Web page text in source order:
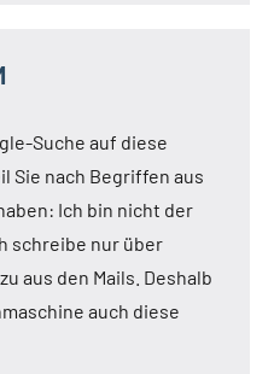
Suche auf diese
Sie nach Begriffen aus
Ich bin nicht der
schreibe nur über
aus den Mails. Deshalb
auch diese